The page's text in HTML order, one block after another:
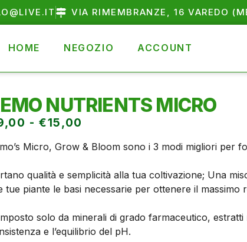
VIA RIMEMBRANZE, 16 VAREDO
HOME NEGOZIO ACCOUNT
NUTRIENTS MICRO
- €15,00
Micro, Grow & Bloom sono i 3 modi migliori per
qualità e semplicità alla tua coltivazione; Una
tue piante le basi necessarie per ottenere il massimo
solo da minerali di grado farmaceutico,
e l’equilibrio del pH.